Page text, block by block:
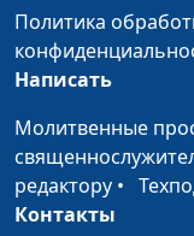
Свободный ли я
человек? Что
свобода?
Любовь или
зависимость —
понять, что у
Чем гордость
Политика
Написать
Молитвенные
редактору •
Контакты